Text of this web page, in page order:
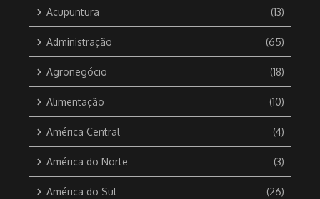
Acupuntura (13)
Administração (65)
Agronegócio (18)
Alimentação (10)
América Central (4)
América do Norte (3)
América do Sul (26)